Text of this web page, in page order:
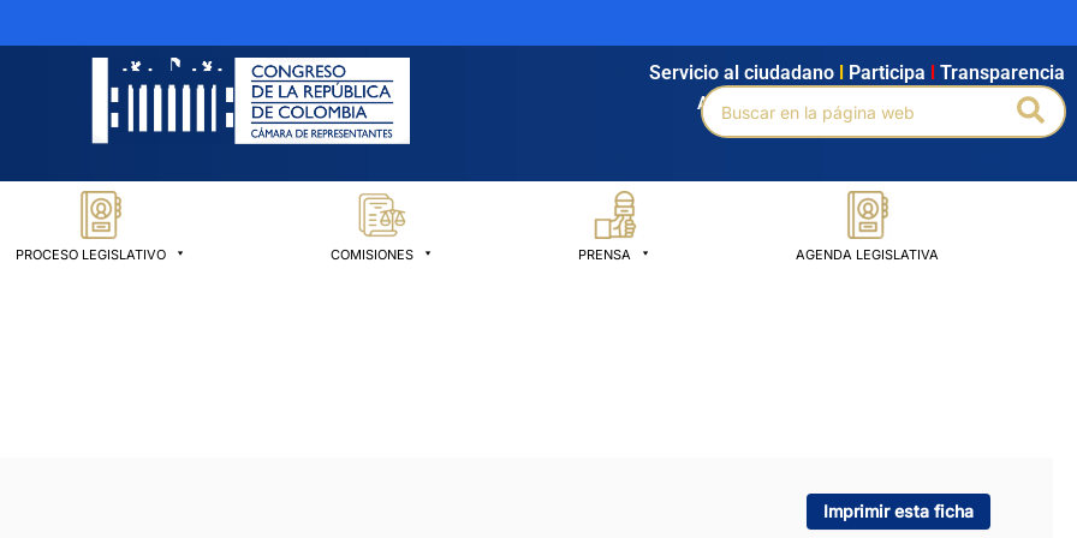
Agendamiento Intranet Búsqueda avanzada
Servicio al ciudadano Participa Transparencia
Buscar
por:
PROCESO LEGISLATIVO COMISIONES PRENSA AGENDA LEGISLATIVA
Imprimir esta ficha